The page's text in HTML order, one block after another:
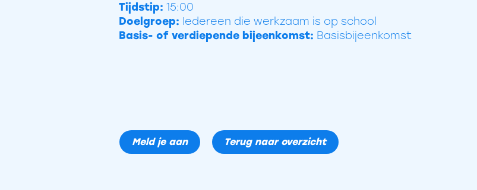
Tijdstip: 15:00
Doelgroep: Iedereen die werkzaam is op school
Basis- of verdiepende bijeenkomst: Basisbijeenkomst
Meld je aan Terug naar overzicht